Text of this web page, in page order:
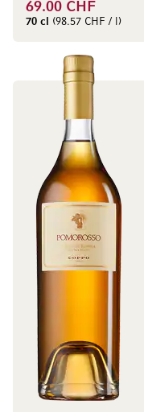
69.00 CHF
70 cl (98.57 CHF / l)